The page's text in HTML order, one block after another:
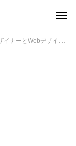
の違いは? 仕事内容や求められるスキルの差を解説